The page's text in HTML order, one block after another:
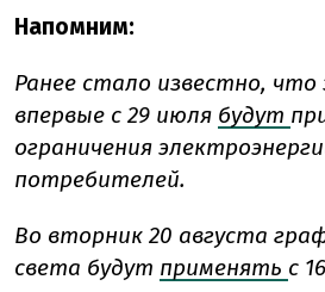
Напомним:
Ранее стало известно, что
впервые с 29 июля будут
ограничения
потребителей.
Во вторник 20 августа
света будут применять с